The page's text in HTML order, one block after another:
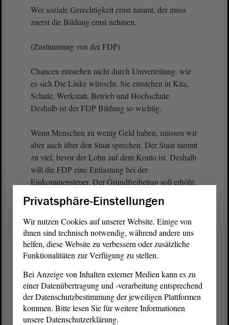
Wer soziale Gerechtigkeit ernst nimmt, der muss
zuerst die Bildung ernst nehmen.
(Zustimmung von der FDP)
Chancen entstehen nicht durch Umverteilung, wie
es sich Die Linke wünscht. Sie entstehen in Kita,
Schule, Werkstatt, Betrieb und Hochschule.
Deshalb ist der FDP Bildung so wichtig.
Wenn Menschen zu wenig Geld haben, müssen wir
aber auch über den Staat sprechen. Der Staat nimmt
zu viel, bevor der Lohn auf dem Konto ist. Deshalb
will die FDP eine Entlastung bei der
Einkommensteuer. Der Grundfreibetrag soll erhöht,
automatische Anpassung an die Inflation eingeführt
werden. Außerdem soll der Solidaritätszuschlag
vollständig abgeschafft und der Spitzensteuersatz
erst bei echten Spitzeneinkommen greifen.
Meine Damen und Herren! Kurz gesagt: Wer
arbeitet, der muss mehr behalten. Die Verkäuferin
braucht keine Vermögensteuer. Sie braucht mehr
Privatsphäre-Einstellungen
Wir nutzen Cookies auf unserer Website. Einige von
ihnen sind technisch notwendig, während andere uns
helfen, diese Website zu verbessern oder zusätzliche
Funktionalitäten zur Verfügung zu stellen.
Bei Anzeige von Inhalten externer Medien kann es zu
einer Datenübertragung und -verarbeitung entsprechend
der Datenschutzbestimmung der jeweiligen Plattformen
kommen. Bitte lesen Sie für weitere Informationen
unsere Datenschutzerklärung.